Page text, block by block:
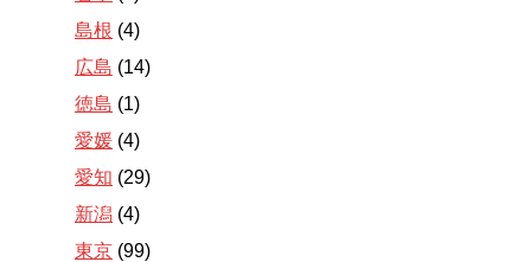
島根 (4)
広島 (14)
徳島 (1)
愛媛 (4)
愛知 (29)
新潟 (4)
東京 (99)